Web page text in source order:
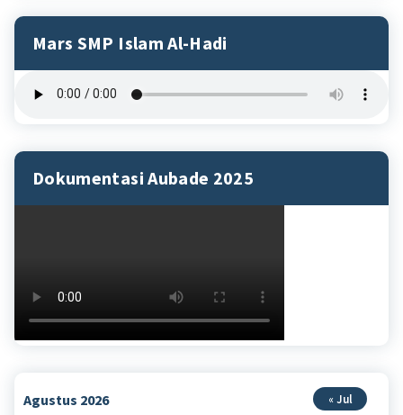
Mars SMP Islam Al-Hadi
Dokumentasi Aubade 2025
Agustus 2026 « Jul